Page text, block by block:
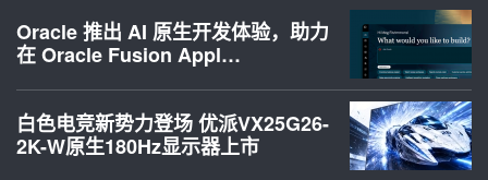
Oracle 推出 AI 原生开发体验，助力
在 Oracle Fusion Appl…
白色电竞新势力登场 优派VX25G26-
2K-W原生180Hz显示器上市